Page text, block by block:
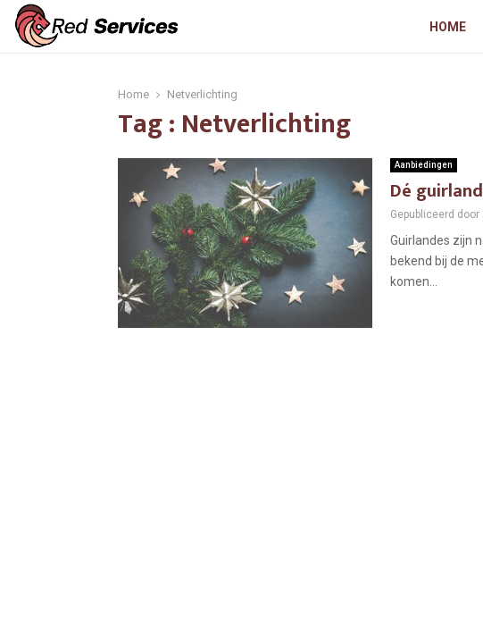
HOME
Home Netverlichting
Tag : Netverlichting
Aanbiedingen
Dé
Gepubliceerd door
Guirlandes zijn
bekend bij de
komen...